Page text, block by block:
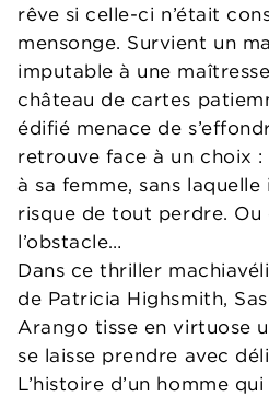
rêve si celle-ci n’était
mensonge. Survient un
imputable à une
château de cartes
édifié menace de
retrouve face à un choix
à sa femme, sans
risque de tout perdre. Ou
l’obstacle…
Dans ce thriller
de Patricia Highsmith,
Arango tisse en virtuose
se laisse prendre avec
L’histoire d’un homme